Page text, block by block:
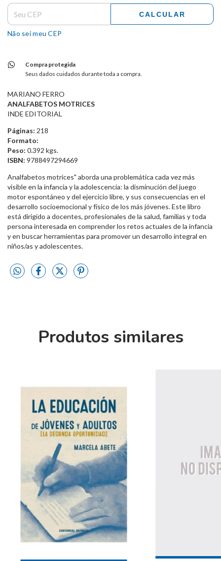
CALCULAR
Não sei meu CEP
Compra protegida
Seus dados cuidados durante toda a compra.
MARIANO FERRO
ANALFABETOS MOTRICES
INDE EDITORIAL
Páginas: 218
Formato:
Peso: 0.392 kgs.
ISBN: 9788497294669
Analfabetos motrices" aborda una problemática cada vez más
visible en la infancia y la adolescencia: la disminución del juego
motor espontáneo y del ejercicio libre, y sus consecuencias en el
desarrollo socioemocional y físico de los más jóvenes. Este libro
está dirigido a docentes, profesionales de la salud, familias y toda
persona interesada en comprender los retos actuales de la infancia
y en buscar herramientas para promover un desarrollo integral en
niños/as y adolescentes.
Produtos similares